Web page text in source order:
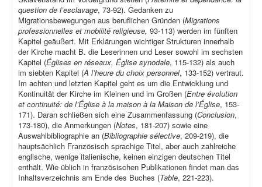
question de l’esclavage, 73-92). Gedanken zu
Migrationsbewegungen aus beruflichen Gründen (Migrations
professionnelles et mobilité religieuse, 93-113) werden im fünften
Kapitel geäußert. Mit Erklärungen wichtiger Strukturen innerhalb
der Kirche macht B. die Leserinnen und Leser sowohl im sechsten
Kapitel (Églises en réseaux, Église synodale, 115-132) als auch
im siebten Kapitel (À l’heure du choix personnel, 133-152) vertraut.
Im achten und letzten Kapitel geht es um die Entwicklung und
Kontinuität der Kirche im Kleinen und im Großen (Entre évolution
et continuité: de l’Église à la maison à la Maison de l’Église, 153-
171). Daran schließen sich eine Zusammenfassung (Conclusion,
173-180), die Anmerkungen (Notes, 181-207) sowie eine
Auswahlbibliographie an (Bibliographie sélective, 209-219), die
hauptsächlich Französisch sprachige Titel, aber auch zahlreiche
englische, wenige italienische, keinen einzigen deutschen Titel
enthält. Wie üblich in französischen Publikationen findet man das
Inhaltsverzeichnis am Ende des Buches (Table, 221-223).